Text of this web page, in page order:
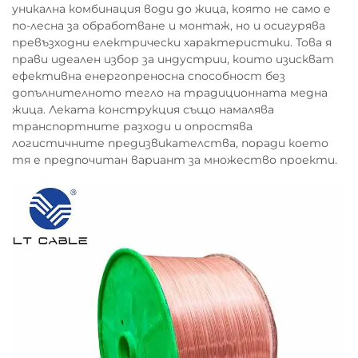
контрол на качеството на
снопови проводници
Еталони за проводимост,
омекване и изпитване на
огъване
изпитване е основа за контрола на
качеството на сноповите проводници.
Съвременните обекти прилагат
триетапна валидация:
Проводимосттестовете потвърждават,
че чистотата на медта отговаря на
стандарта IEC 60228 клас 5/6 (минимум 101%
IACS проводимост)
Удължаванеоценките с помощта на
компютризирани усилвателни машини
измерват ковкостта под товари от 30–50
уникална комбинация води до жица, която не само е
по-лесна за обработване и монтаж, но и осигурява
превъзходни електрически характеристики. Това я
прави идеален избор за индустрии, които изискват
ефективна енергопреносна способност без
допълнителното тегло на традиционната медна
жица. Леката конструкция също намалява
транспортните разходи и опростява
логистичните предизвикателства, поради което
тя е предпочитан вариант за множество проекти.